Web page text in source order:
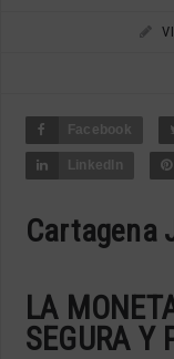
Facebook
LinkedIn
Cartagena
LA
SEGURA Y